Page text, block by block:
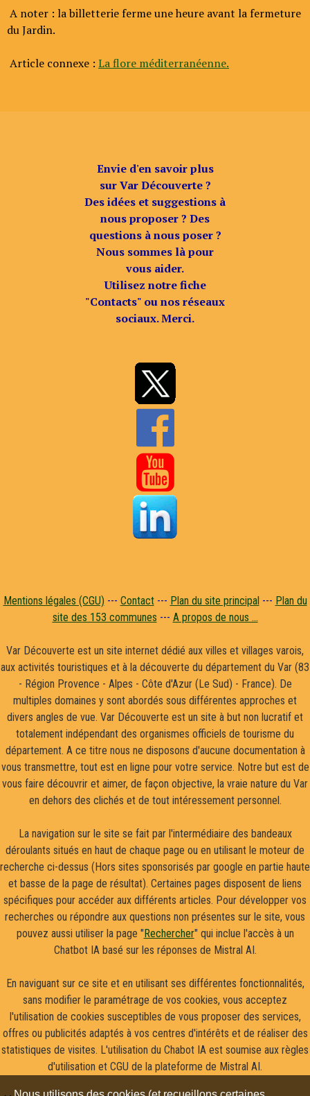
A noter : la billetterie ferme une heure avant la fermeture
du Jardin.
Article connexe : La flore méditerranéenne.
Envie d'en savoir plus
sur Var Découverte ?
Des idées et suggestions à
nous proposer ? Des
questions à nous poser ?
Nous sommes là pour
vous aider.
Utilisez notre fiche
"Contacts" ou nos réseaux
sociaux. Merci.


Mentions légales (CGU) --- Contact--- Plan du site principal--- Plan du
site des 153 communes --- A propos de nous ...
Var Découverte est un site internet dédié aux villes et villages varois,
aux activités touristiques et à la découverte du département du Var (83
- Région Provence - Alpes - Côte d'Azur (Le Sud) - France). De
multiples domaines y sont abordés sous différentes approches et
divers angles de vue. Var Découverte est un site à but non lucratif et
totalement indépendant des organismes officiels de tourisme du
département. A ce titre nous ne disposons d'aucune documentation à
vous transmettre, tout est en ligne pour votre service. Notre but est de
vous faire découvrir et aimer, de façon objective, la vraie nature du Var
en dehors des clichés et de tout intéressement personnel.
La navigation sur le site se fait par l'intermédiaire des bandeaux
déroulants situés en haut de chaque page ou en utilisant le moteur de
recherche ci-dessus (Hors sites sponsorisés par google en partie haute
et basse de la page de résultat). Certaines pages disposent de liens
spécifiques pour accéder aux différents articles. Pour développer vos
recherches ou répondre aux questions non présentes sur le site, vous
pouvez aussi utiliser la page "Rechercher" qui inclue l'accès à un
Chatbot IA basé sur les réponses de Mistral AI.
En naviguant sur ce site et en utilisant ses différentes fonctionnalités,
sans modifier le paramétrage de vos cookies, vous acceptez
l'utilisation de cookies susceptibles de vous proposer des services,
offres ou publicités adaptés à vos centres d'intérêts et de réaliser des
statistiques de visites. L'utilisation du Chabot IA est soumise aux règles
d'utilisation et CGU de la plateforme de Mistral AI.